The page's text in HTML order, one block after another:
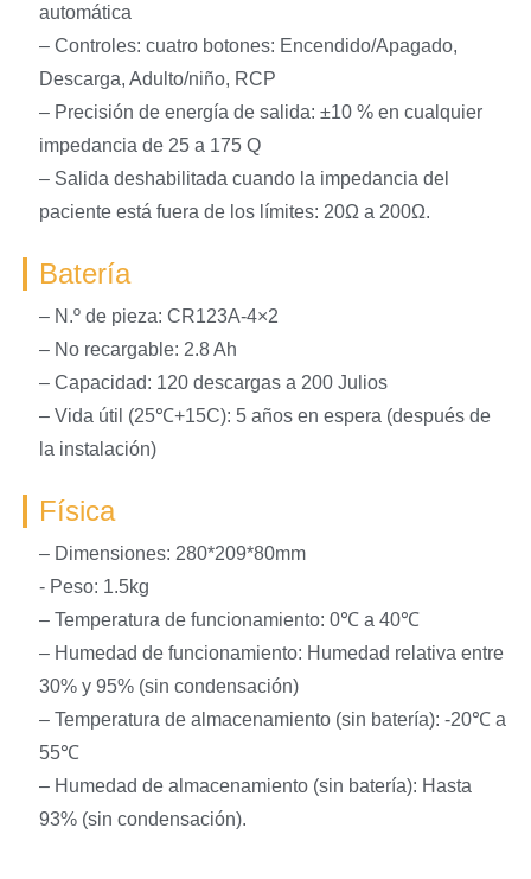
automática
– Controles: cuatro botones: Encendido/Apagado,
Descarga, Adulto/niño, RCP
– Precisión de energía de salida: ±10 % en cualquier
impedancia de 25 a 175 Q
– Salida deshabilitada cuando la impedancia del
paciente está fuera de los límites: 20Ω a 200Ω.
Batería
– N.º de pieza: CR123A-4×2
– No recargable: 2.8 Ah
– Capacidad: 120 descargas a 200 Julios
– Vida útil (25℃+15C): 5 años en espera (después de
la instalación)
Física
– Dimensiones: 280*209*80mm
- Peso: 1.5kg
– Temperatura de funcionamiento: 0℃ a 40℃
– Humedad de funcionamiento: Humedad relativa entre
30% y 95% (sin condensación)
– Temperatura de almacenamiento (sin batería): -20℃ a
55℃
– Humedad de almacenamiento (sin batería): Hasta
93% (sin condensación).